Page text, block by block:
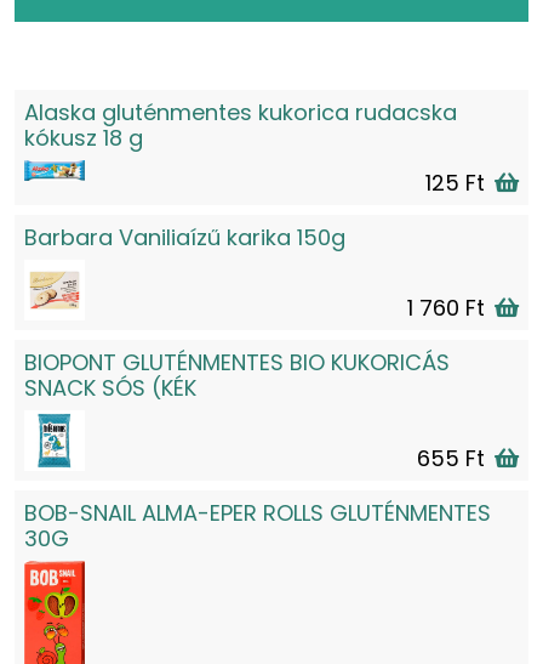
Alaska gluténmentes kukorica rudacska
kókusz 18 g
125 Ft
Barbara Vaniliaízű karika 150g
1 760 Ft
BIOPONT GLUTÉNMENTES BIO KUKORICÁS
SNACK SÓS (KÉK
655 Ft
BOB-SNAIL ALMA-EPER ROLLS GLUTÉNMENTES
30G